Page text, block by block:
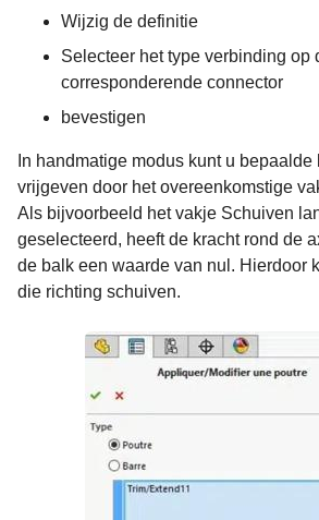
Wijzig de definitie
Selecteer het type verbinding op
corresponderende connector
bevestigen
In handmatige modus kunt u bepaalde
vrijgeven door het overeenkomstige
Als bijvoorbeeld het vakje Schuiven
geselecteerd, heeft de kracht rond de
de balk een waarde van nul. Hierdoor
die richting schuiven.